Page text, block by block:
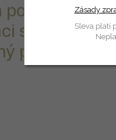
povrchem,
s
pro horkou i
Zásady
Sleva platí